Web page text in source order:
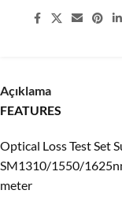
Share:
Açıklama
FEATURES
Optical Loss Test Set
SM1310/1550/
meter